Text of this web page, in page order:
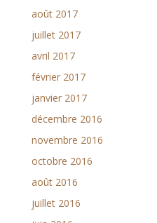
août 2017
juillet 2017
avril 2017
février 2017
janvier 2017
décembre 2016
novembre 2016
octobre 2016
août 2016
juillet 2016